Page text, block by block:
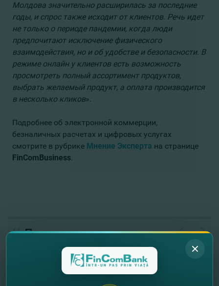
Молдова значительно расширилась за последние
годы, и спрос также исходит от клиентов. Речь идет
не только о периоде пандемии, когда люди
предпочитают исключение физического
взаимодействия, но и об удобстве и безопасности. В
режиме онлайн у клиентов есть возможность
просмотреть полный ассортимент продуктов,
выбрать желаемый продукт, а оплата производится
в несколько кликов».
Подробнее об электронной коммерции,
безналичных расчетах и ​​цифровых услугах
смотрите в рубрике Мнение Эксперта на странице
FinComBusiness.
// Другие новости